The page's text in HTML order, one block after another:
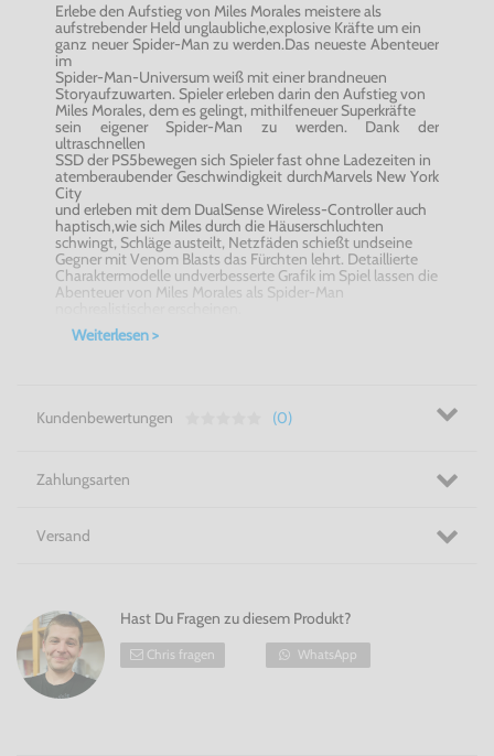
Erlebe den Aufstieg von Miles Morales meistere als
aufstrebender Held unglaubliche,explosive Kräfte um ein
ganz neuer Spider-Man zu werden.Das neueste Abenteuer
im
Spider-Man-Universum weiß mit einer brandneuen
Storyaufzuwarten. Spieler erleben darin den Aufstieg von
Miles Morales, dem es gelingt, mithilfeneuer Superkräfte
sein eigener Spider-Man zu werden. Dank der
ultraschnellen
SSD der PS5bewegen sich Spieler fast ohne Ladezeiten in
atemberaubender Geschwindigkeit durchMarvels New York
City
und erleben mit dem DualSense Wireless-Controller auch
haptisch,wie sich Miles durch die Häuserschluchten
schwingt, Schläge austeilt, Netzfäden schießt undseine
Gegner mit Venom Blasts das Fürchten lehrt. Detaillierte
Charaktermodelle undverbesserte Grafik im Spiel lassen die
Abenteuer von Miles Morales als Spider-Man
Weiterlesen >
Kundenbewertungen (0)
Zahlungsarten
Versand
Hast Du Fragen zu diesem Produkt?
Chris fragen WhatsApp